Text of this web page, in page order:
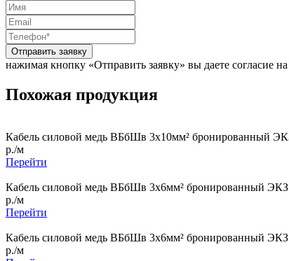
Отправить заявку
нажимая кнопку «Отправить заявку» вы даете согласие
Похожая продукция
Кабель силовой медь ВБбШв 3x10мм² бронированный
р./м
Перейти
Кабель силовой медь ВБбШв 3x6мм² бронированный ЭКЗ
р./м
Перейти
Кабель силовой медь ВБбШв 3x6мм² бронированный ЭКЗ
р./м